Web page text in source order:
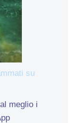
su
meglio i